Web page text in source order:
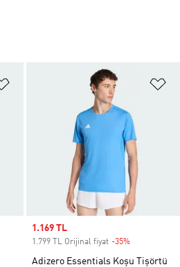
Favori Listesine Ekle
Sale price
1.169 TL
1.799 TL Orijinal fiyat -35%
Adizero Essentials Koşu Tişörtü